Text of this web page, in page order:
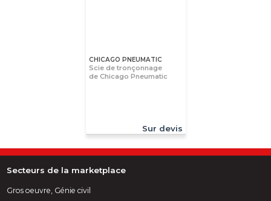
CHICAGO PNEUMATIC
Scie de tronçonnage
de Chicago Pneumatic
Sur devis
Secteurs de la marketplace
Gros oeuvre, Génie civil